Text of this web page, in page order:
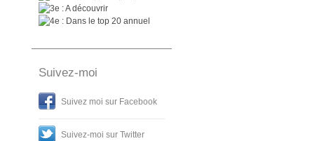
: A découvrir
: Dans le top 20 annuel
Suivez-moi
Suivez moi sur Facebook
Suivez-moi sur Twitter